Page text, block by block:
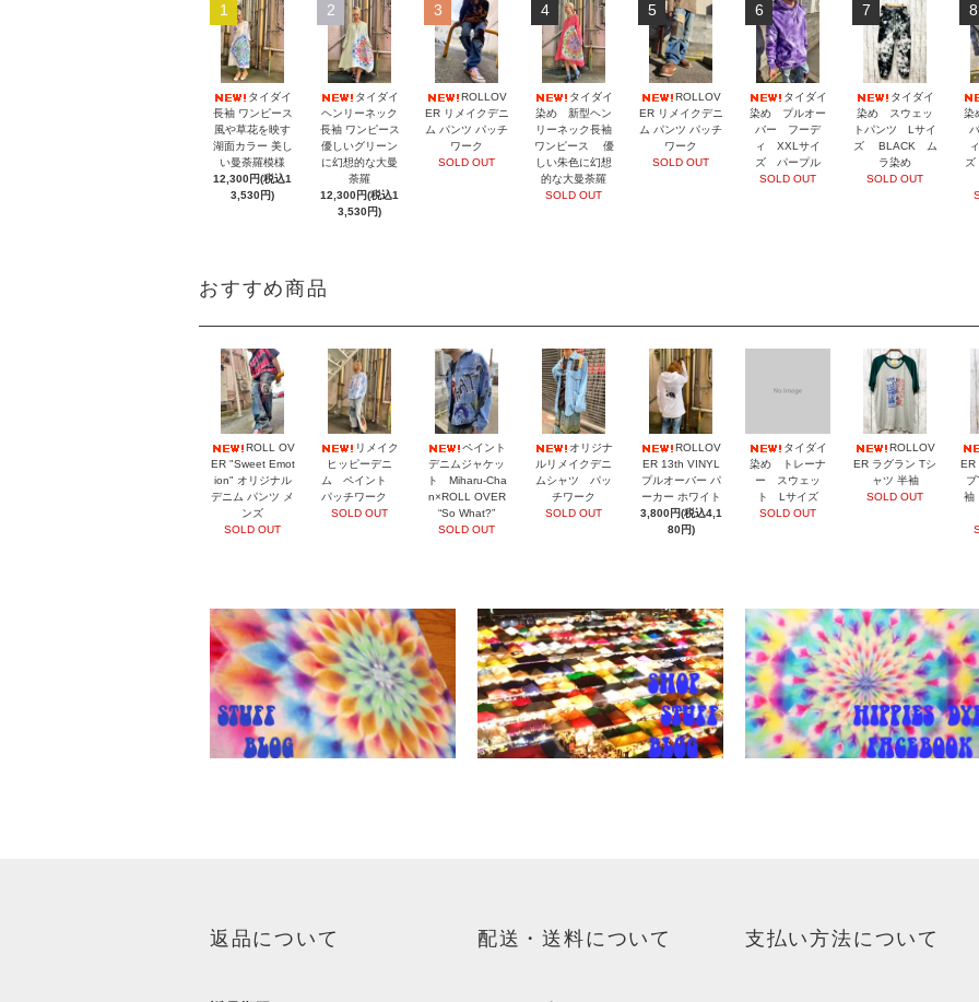
1
タイダイ
長袖 ワンピース
風や草花を映す
湖面カラー 美し
い曼荼羅模様
12,300円(税込1
3,530円)
2
タイダイ
ヘンリーネック
長袖 ワンピース
優しいグリーン
に幻想的な大曼
荼羅
12,300円(税込1
3,530円)
3
ROLLOV
ER リメイクデニ
ム パンツ パッチ
ワーク
SOLD OUT
4
タイダイ
染め 新型ヘン
リーネック長袖
ワンピース 優
しい朱色に幻想
的な大曼荼羅
SOLD OUT
5
ROLLOV
ER リメイクデニ
ム パンツ パッチ
ワーク
SOLD OUT
6
タイダイ
染め プルオー
バー フーデ
ィ XXLサイ
ズ パープル
SOLD OUT
7
タイダイ
染め スウェッ
トパンツ Lサイ
ズ BLACK ム
ラ染め
SOLD OUT
8
染
おすすめ商品
ROLL OV
ER "Sweet Emot
ion" オリジナル
デニム パンツ メ
ンズ
SOLD OUT
リメイク
ヒッピーデニ
ム ペイント
パッチワーク
SOLD OUT
ペイント
デニムジャケッ
ト Miharu-Cha
n×ROLL OVER
“So What?”
SOLD OUT
オリジナ
ルリメイクデニ
ムシャツ パッ
チワーク
SOLD OUT
ROLLOV
ER 13th VINYL
プルオーバー パ
ーカー ホワイト
3,800円(税込4,1
80円)
タイダイ
染め トレーナ
ー スウェッ
ト Lサイズ
SOLD OUT
ROLLOV
ER ラグラン Tシ
ャツ 半袖
SOLD OUT
ER
袖
返品について 配送・送料について 支払い方法について